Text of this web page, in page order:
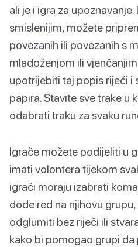
ali je i igra za
smislenijim, možete
povezanih ili povezanih s
mladoženjom ili
upotrijebiti taj popis riječi i
papira. Stavite sve trake u
odabrati traku za svaku
Igrače možete podijeliti u
imati volontera tijekom
igrači moraju izabrati
dođe red na njihovu
odglumiti bez riječi ili
kako bi pomogao grupi da